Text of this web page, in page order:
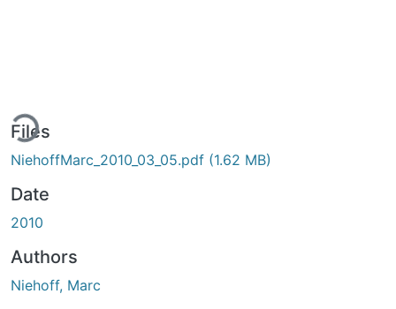
Files
NiehoffMarc_2010_03_05.pdf (1.62 MB)
Date
2010
Authors
Niehoff, Marc